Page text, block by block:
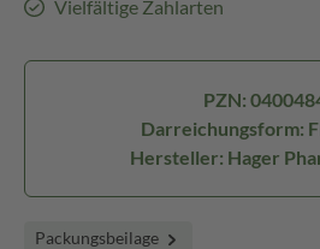
Vielfältige Zahlarten
PZN:
Darreichungsform:
Hersteller: Hager
Packungsbeilage